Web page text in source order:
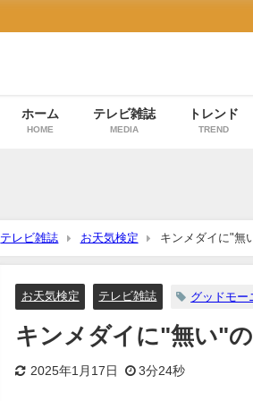
ホーム
HOME
テレビ雑誌
MEDIA
トレンド
TREND
テレビ雑誌 お天気検定 キンメダイに"無
お天気検定 テレビ雑誌 グッドモー
キンメダイに"無い"
2025年1月17日 3分24秒